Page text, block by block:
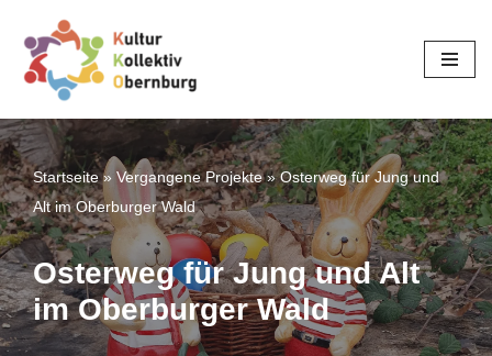
Zum
Inhalt
springen
Startseite» Vergangene Projekte»Osterweg für Jung und
Alt im Oberburger Wald
Osterweg für Jung und Alt
im Oberburger Wald